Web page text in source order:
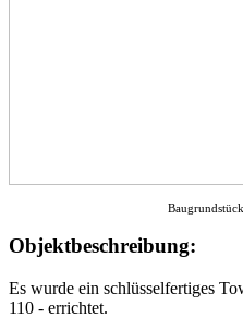
Objektbeschreibung:
Es wurde ein schlüsselfertiges
110 - errichtet.